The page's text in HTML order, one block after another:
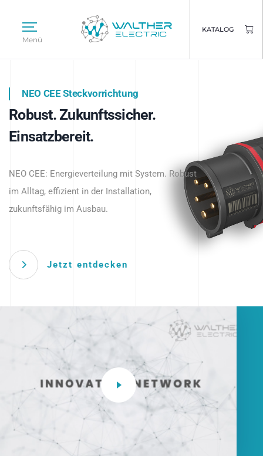
Menü
KATALOG
Intelligente Stromverteilung
beginnt hier.
NEO CEE Steckvorrichtung
Robust. Zukunftssicher.
Einsatzbereit.
NEO CEE: Energieverteilung mit System. Robust
im Alltag, effizient in der Installation,
zukunftsfähig im Ausbau.
Jetzt entdecken
Intelligenz trifft Energie.
Anwendungen – robust, IP-geschützt und
zukunftsfähig.